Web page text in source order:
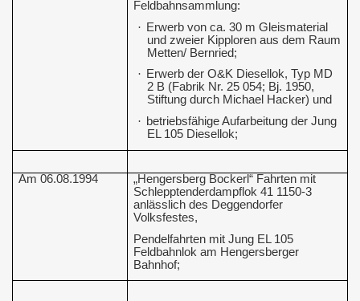
Feldbahnsammlung:
· Erwerb von ca. 30 m Gleismaterial
und zweier Kipploren aus dem Raum
Metten/ Bernried;
· Erwerb der O&K Diesellok, Typ MD
2 B (Fabrik Nr. 25 054; Bj. 1950,
Stiftung durch Michael Hacker) und
· betriebsfähige Aufarbeitung der Jung
EL 105 Diesellok;
Am 06.08.1994
„Hengersberg Bockerl“ Fahrten mit
Schlepptenderdampflok 41 1150-3
anlässlich des Deggendorfer
Volksfestes,
Pendelfahrten mit Jung EL 105
Feldbahnlok am Hengersberger
Bahnhof;